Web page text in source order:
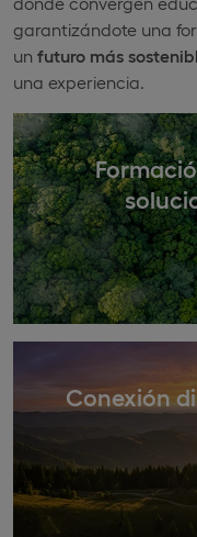
garantizándote una
un futuro más
una experiencia.
Conexión